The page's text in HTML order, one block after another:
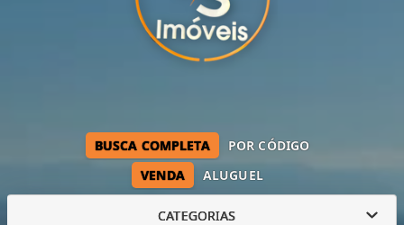
VENDA ALUGUEL
BUSCA COMPLETA POR CÓDIGO
CATEGORIAS